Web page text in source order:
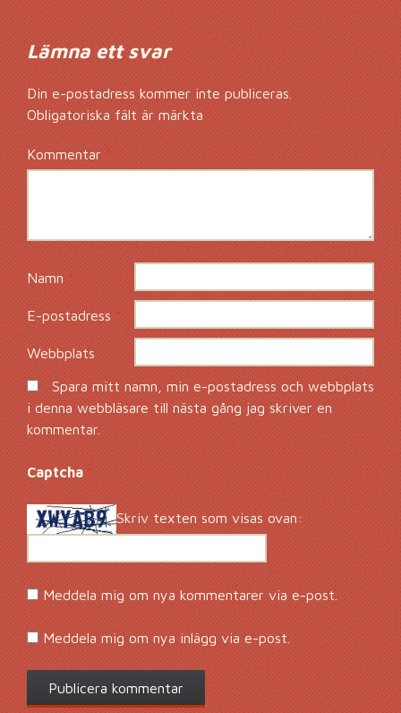
Lämna ett svar
Din e-postadress kommer inte publiceras.
Obligatoriska fält är märkta*
Kommentar*
Namn*
E-postadress*
Webbplats
Spara mitt namn, min e-postadress och webbplats
i denna webbläsare till nästa gång jag skriver en
kommentar.
Captcha *
Skriv texten som visas ovan:
Meddela mig om nya kommentarer via e-post.
Meddela mig om nya inlägg via e-post.